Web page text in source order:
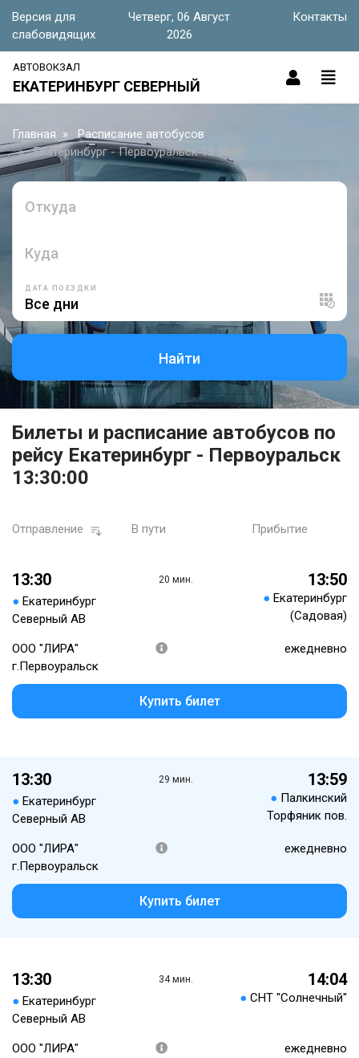
Версия для
слабовидящих
Четверг, 06 Август
2026
Контакты
АВТОВОКЗАЛ
ЕКАТЕРИНБУРГ СЕВЕРНЫЙ
Главная
Расписание автобусов
Екатеринбург - Первоуральск 13:30:00
Откуда
Куда
ДАТА ПОЕЗДКИ
Найти
Билеты и расписание автобусов по
рейсу Екатеринбург - Первоуральск
13:30:00
Отправление В пути Прибытие
13:30
● Екатеринбург
Северный АВ
20 мин. 13:50
● Екатеринбург
(Садовая)
ООО "ЛИРА"
г.Первоуральск
ежедневно
Купить билет
13:30
● Екатеринбург
Северный АВ
29 мин. 13:59
● Палкинский
Торфяник пов.
ООО "ЛИРА"
г.Первоуральск
ежедневно
Купить билет
13:30
● Екатеринбург
Северный АВ
34 мин. 14:04
● СНТ "Солнечный"
ООО "ЛИРА"
ежедневно